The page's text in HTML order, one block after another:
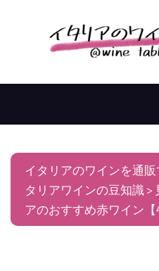
イタリアのワインを通販
タリアワインの豆知識 >
アのおすすめ赤ワイン【